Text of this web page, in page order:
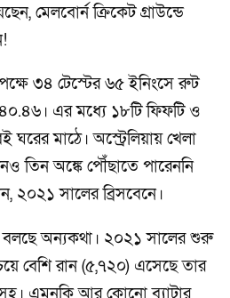
মেলবোর্ন ক্রিকেট গ্রাউন্ডে
৩৪ টেস্টের ৬৫ ইনিংসে রুট
এর মধ্যে ১৮টি ফিফটি ও
মাঠে। অস্ট্রেলিয়ায় খেলা
তিন অঙ্কে পৌঁছাতে পারেননি
২০২১ সালের ব্রিসবেনে।
বলছে অন্যকথা। ২০২১ সালের শুরু
বেশি রান (৫,৭২০) এসেছে তার